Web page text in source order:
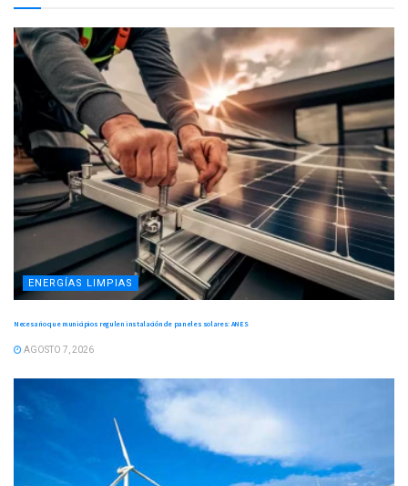
ENERGÍAS LIMPIAS
Necesario que municipios regulen instalación de paneles solares: ANES
AGOSTO 7, 2026